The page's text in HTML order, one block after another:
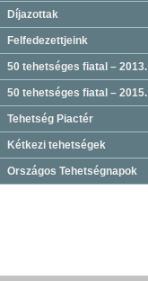
Díjazottak
Felfedezettjeink
50 tehetséges fiatal – 2013.
50 tehetséges fiatal – 2015.
Tehetség Piactér
Kétkezi tehetségek
Országos Tehetségnapok